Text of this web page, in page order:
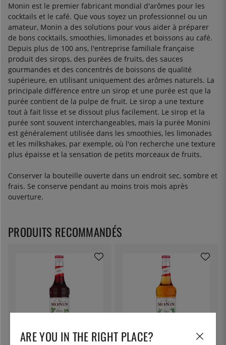
Monin est le premier fabricant mondial d'arômes pour les
cocktails et le café. Que vous soyez un professionnel ou un
amateur, Monin a des solutions pour vous aider à préparer
de bons cocktails, smoothies, limonades et boissons au café.
Depuis plus de 100 ans, l'entreprise familiale française
produit des sirops, des purées de fruits, des sauces
gourmandes et des concentrés de boissons de qualité
supérieure, en utilisant uniquement des arômes naturels. La
principale différence entre un sirop et une purée est que la
purée contient de la pulpe de fruit. Le sirop a une texture
tout à fait lisse et se dissout plus facilement. Le sirop et la
purée sont souvent interchangeables, mais la purée Monini
est généralement utilisée dans les smoothies, les limonades
et les milkshakes, par exemple, où l'on recherche une texture
plus épaisse et la sensation de petits morceaux de fruits.
Conserver la bouteille ouverte dans un endroit sec, sombre et
frais. Se conserve pendant au moins trois mois après
ouverture.
PRODUITS RECOMMANDÉS
ARE YOU IN THE RIGHT PLACE?